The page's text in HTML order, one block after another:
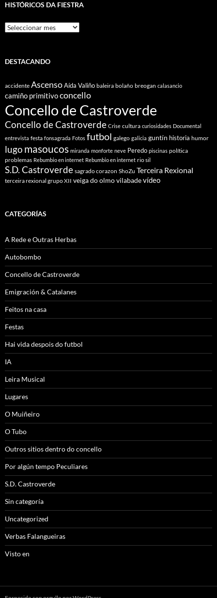
HISTÓRICOS DA FIESTRA
Históricos
Da
DESTACANDO
accidente AscensoAída Valiño baleira bolaño breogan calasancio
camiño primitivoconcello
Concello de Castroverde
Concello de Castroverde Crise cultura curiosidades Documental
entrevista festa fonsagrada Fotos futbol galego galicia guntín historia humor
lugo masoucos miranda monforte neve Peredo piscinas política
problemas Rebumbio en internet Rebumbio en internet rio sil
S.D. Castroverde sagrado corazon ShoZu Terceira Rexional
terceira rexional grupo XII veiga do olmovilabadevídeo
CATEGORÍAS
A Rede e Outras Herbas
Autobombo
Concello de Castroverde
Emigración & Catalanes
Feitos na casa
Festas
Hai vida despois do futbol
IA
Leira Musical
Lugares
O Muiñeiro
O Tubo
Outros sitios dentro do concello
Por algún tempo Peculiares
S.D. Castroverde
Sin categoría
Uncategorized
Verbas Falangueiras
Visto en